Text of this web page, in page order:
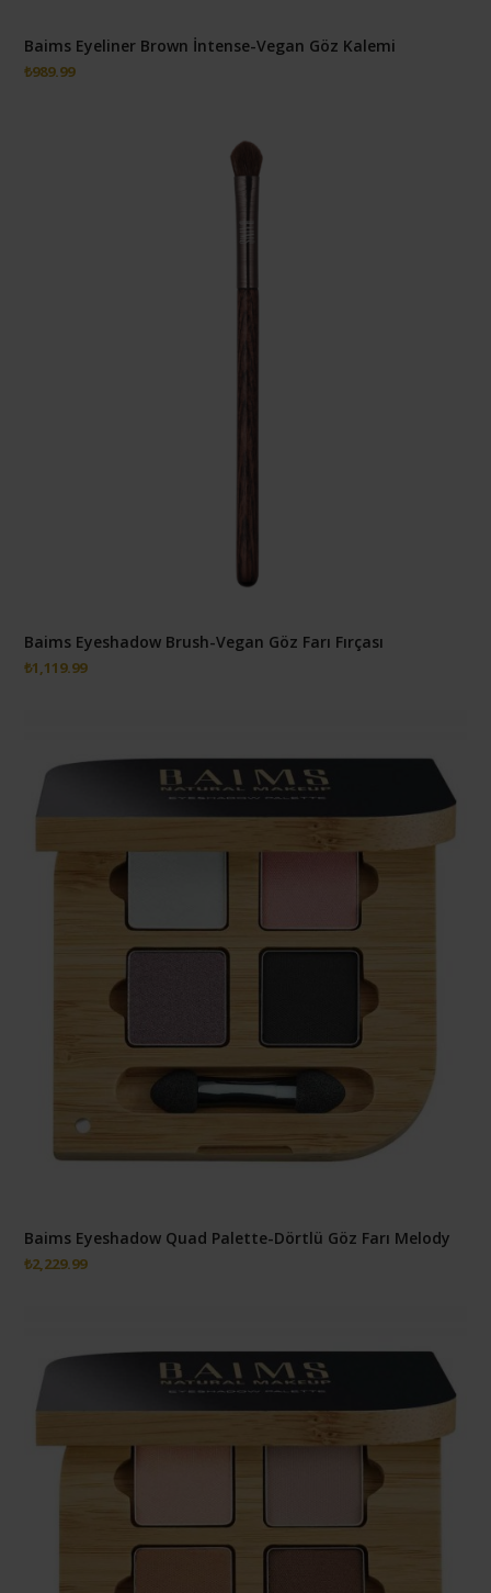
Baims Eyeliner Brown İntense-Vegan Göz Kalemi
₺989.99
Baims Eyeshadow Brush-Vegan Göz Farı Fırçası
₺1,119.99
Baims Eyeshadow Quad Palette-Dörtlü Göz Farı Melody
₺2,229.99